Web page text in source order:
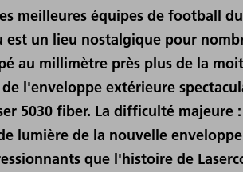
meilleures équipes de football
est un lieu nostalgique pour
au millimètre près plus de la
l'enveloppe extérieure
5030 fiber. La difficulté majeure
lumière de la nouvelle
que l'histoire de